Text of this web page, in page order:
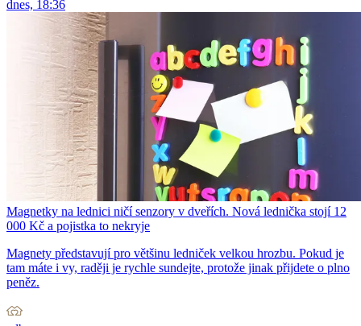
dnes, 18:36
Magnetky na lednici ničí senzory v dveřích. Nová lednička stojí 12
000 Kč a pojistka to nekryje
Magnety představují pro většinu ledniček velkou hrozbu. Pokud je
tam máte i vy, raději je rychle sundejte, protože jinak přijdete o plno
peněz.